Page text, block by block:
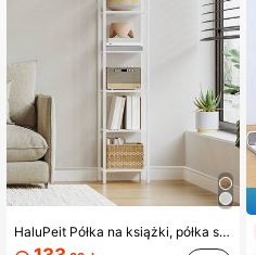
4,88 4.3K Obserwujący
4,88 4.3K Obserwujący
4,88 4.3K Obserwujący
HaluPeit Półka na książki, półka stojąca 6-poziomowa, wąskie półki, otwarta półka, styl industrialny, metalowa rama, odpowiednia do gabinetu, salonu, sypialni, kuchni